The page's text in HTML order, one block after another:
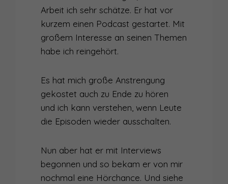
Arbeit ich sehr schätze. Er hat vor
kurzem einen Podcast gestartet. Mit
großem Interesse an seinen Themen
habe ich reingehört.
Es hat mich große Anstrengung
gekostet auch zu Ende zu hören
und ich kann verstehen, wenn Leute
die Episoden wieder ausschalten.
Nun aber hat er mit Interviews
begonnen und so bekam er von mir
nochmal eine Hörchance. Und siehe